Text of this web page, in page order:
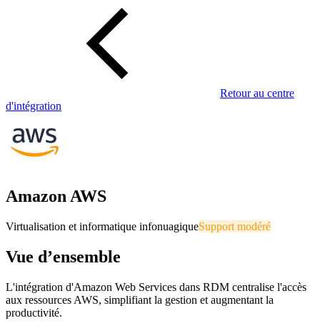
Retour au centre
d'intégration
Amazon AWS
Virtualisation et informatique infonuagiqueSupport modéré
Vue d’ensemble
L'intégration d'Amazon Web Services dans RDM centralise l'accès
aux ressources AWS, simplifiant la gestion et augmentant la
productivité.